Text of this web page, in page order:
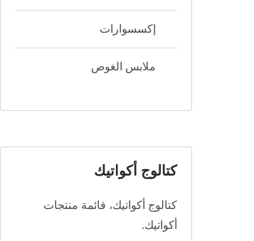
إكسسوارات
ملابس الغوص
كتالوج أكواتيك
كتالوج أكواتيك، قائمة منتجات
أكواتيك.